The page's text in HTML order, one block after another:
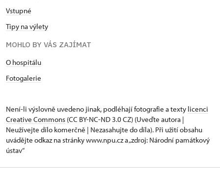
Vstupné
Tipy na výlety
MOHLO BY VÁS ZAJÍMAT
O hospitálu
Fotogalerie
Není-li výslovně uvedeno jinak, podléhají fotografie a texty licenci
Creative Commons (CC BY-NC-ND 3.0 CZ) (Uveďte autora |
Neužívejte dílo komerčně | Nezasahujte do díla). Při užití obsahu
uvádějte odkaz na stránky www.npu.cz a „zdroj: Národní památkový
ústav“